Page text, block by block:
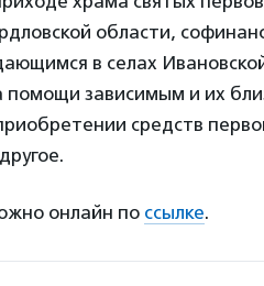
области,
в селах
зависимым и их
средств
онлайн по ссылке.